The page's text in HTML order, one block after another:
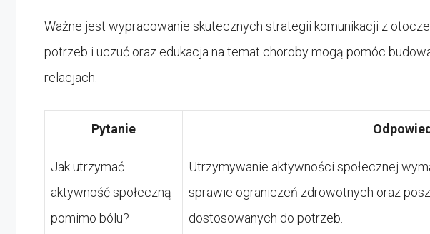
Ważne jest wypracowanie skutecznych strategii komunikacji z
potrzeb i uczuć oraz edukacja na temat choroby mogą pomóc
relacjach.
Pytanie
Jak utrzymać
aktywność społeczną
pomimo bólu?
Utrzymywanie aktywności społecznej
sprawie ograniczeń zdrowotnych oraz
dostosowanych do potrzeb.